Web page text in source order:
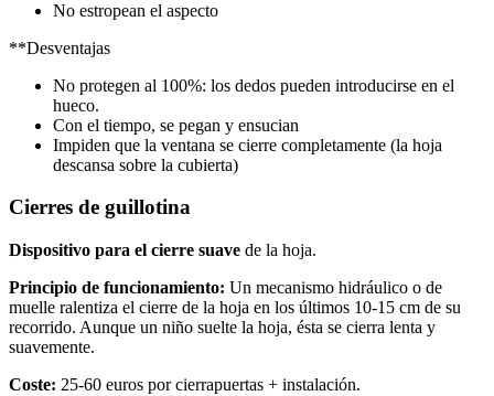
No estropean el aspecto
**Desventajas
No protegen al 100%: los dedos pueden introducirse en el
hueco.
Con el tiempo, se pegan y ensucian
Impiden que la ventana se cierre completamente (la hoja
descansa sobre la cubierta)
Cierres de guillotina
Dispositivo para el cierre suave de la hoja.
Principio de funcionamiento: Un mecanismo hidráulico o de
muelle ralentiza el cierre de la hoja en los últimos 10-15 cm de su
recorrido. Aunque un niño suelte la hoja, ésta se cierra lenta y
suavemente.
Coste: 25-60 euros por cierrapuertas + instalación.